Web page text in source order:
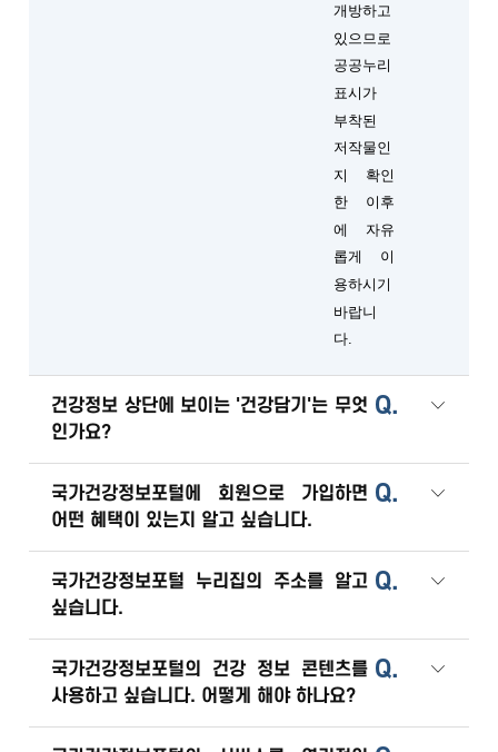
개방하고
있으므로
공공누리
표시가
부착된
저작물인
지 확인
한 이후
에 자유
롭게 이
용하시기
바랍니
다.
Q.
건강정보 상단에 보이는 '건강담기'는 무엇
인가요?
Q.
국가건강정보포털에 회원으로 가입하면
어떤 혜택이 있는지 알고 싶습니다.
Q.
국가건강정보포털 누리집의 주소를 알고
싶습니다.
Q.
국가건강정보포털의 건강 정보 콘텐츠를
사용하고 싶습니다. 어떻게 해야 하나요?